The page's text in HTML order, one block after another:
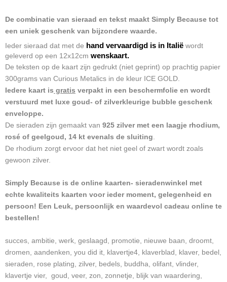
De combinatie van sieraad en tekst maakt Simply Because tot
een uniek geschenk van bijzondere waarde.
Ieder sieraad dat met de hand vervaardigd is in Italië wordt
geleverd op een 12x12cm wenskaart.
De teksten op de kaart zijn gedrukt (niet geprint) op prachtig papier
300grams van Curious Metalics in de kleur ICE GOLD.
Iedere kaart is gratis verpakt in een beschermfolie en wordt
verstuurd met luxe goud- of zilverkleurige bubble geschenk
enveloppe.
De sieraden zijn gemaakt van 925 zilver met een laagje rhodium,
rosé of geelgoud, 14 kt evenals de sluiting
De rhodium zorgt ervoor dat het niet geel of zwart wordt zoals
gewoon zilver.
Simply Because is de online kaarten- sieradenwinkel met
echte kwaliteits kaarten voor ieder moment, gelegenheid en
persoon! Een Leuk, persoonlijk en waardevol cadeau online te
bestellen!
succes, ambitie, werk, geslaagd, promotie, nieuwe baan, droomt,
dromen, aandenken, you did it, klavertje4, klaverblad, klaver, bedel,
sieraden, rose plating, zilver, bedels, buddha, olifant, vlinder,
klavertje vier, goud, veer, zon, zonnetje, blijk van waardering,